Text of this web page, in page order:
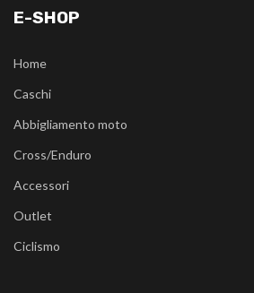
E-SHOP
Home
Caschi
Abbigliamento moto
Cross/Enduro
Accessori
Outlet
Ciclismo